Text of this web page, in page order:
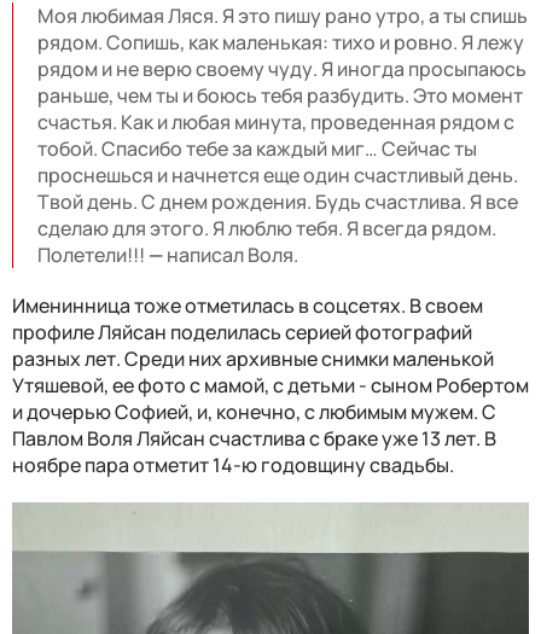
Моя любимая Ляся. Я это пишу рано утро, а ты спишь
рядом. Сопишь, как маленькая: тихо и ровно. Я лежу
рядом и не верю своему чуду. Я иногда просыпаюсь
раньше, чем ты и боюсь тебя разбудить. Это момент
счастья. Как и любая минута, проведенная рядом с
тобой. Спасибо тебе за каждый миг… Сейчас ты
проснешься и начнется еще один счастливый день.
Твой день. С днем рождения. Будь счастлива. Я все
сделаю для этого. Я люблю тебя. Я всегда рядом.
Полетели!!! —написал Воля.
Именинница тоже отметилась в соцсетях. В своем
профиле Ляйсан поделилась серией фотографий
разных лет. Среди них архивные снимки маленькой
Утяшевой, ее фото с мамой, с детьми - сыном Робертом
и дочерью Софией, и, конечно, с любимым мужем. С
Павлом Воля Ляйсан счастлива с браке уже 13 лет. В
ноябре пара отметит 14-ю годовщину свадьбы.